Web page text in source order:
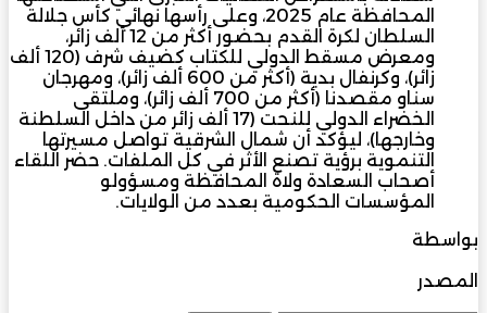
المحافظة عام 2025، وعلى رأسها نهائي كأس جلالة
السلطان لكرة القدم بحضور أكثر من 12 ألف زائر،
ومعرض مسقط الدولي للكتاب كضيف شرف (120 ألف
زائر)، وكرنفال بدية (أكثر من 600 ألف زائر)، ومهرجان
سناو مقصدنا (أكثر من 700 ألف زائر)، وملتقى
الخضراء الدولي للنحت (17 ألف زائر من داخل السلطنة
وخارجها)، ليؤكد أن شمال الشرقية تواصل مسيرتها
التنموية برؤية تصنع الأثر في كل الملفات. حضر اللقاء
أصحاب السعادة ولاة المحافظة ومسؤولو
المؤسسات الحكومية بعدد من الولايات.
بواسطة
المصدر